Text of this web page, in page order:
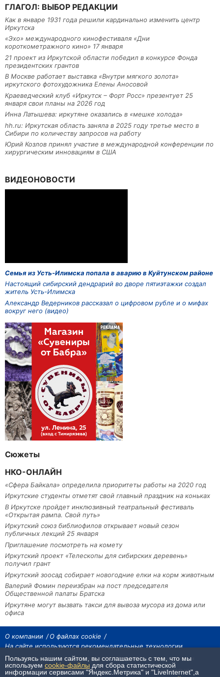
ГЛАГОЛ: ВЫБОР РЕДАКЦИИ
Как в январе 1931 года решили кардинально изменить центр
Иркутска
«Эхо» международного кинофестиваля «Дни
короткометражного кино» 17 января
21 проект из Иркутской области победил в конкурсе Фонда
президентских грантов
В Москве работает выставка «Внутри мягкого золота»
иркутского фотохудожника Елены Аносовой
Краеведческий клуб «Иркутск – Форт Росс» презентует 25
января свои планы на 2026 год
Инна Латышева: иркутяне оказались в «мешке холода»
hh.ru: Иркутская область заняла в 2025 году третье место в
Сибири по количеству запросов на работу
Юрий Козлов принял участие в международной конференции по
хирургическим инновациям в США
ВИДЕОНОВОСТИ
Семья из Усть-Илимска попала в аварию в Куйтунском районе
Настоящий сибирский дендрарий во дворе пятиэтажки создал
житель Усть-Илимска
Александр Ведерников рассказал о цифровом рубле и о мифах
вокруг него (видео)
Сюжеты
НКО-ОНЛАЙН
«Сфера Байкала» определила приоритеты работы на 2020 год
Иркутские студенты отметят свой главный праздник на коньках
В Иркутске пройдет инклюзивный театральный фестиваль
«Открытая рампа. Свой путь»
Иркутский союз библиофилов открывает новый сезон
публичных лекций 25 января
Приглашение посмотреть на комету
Иркутский проект «Телескопы для сибирских деревень»
получил грант
Иркутский зоосад собирает новогодние елки на корм животным
Валерий Фомин переизбран на пост председателя
Общественной палаты Братска
Иркутяне могут вызвать такси для вывоза мусора из дома или
офиса
О компании
О файлах cookie
На сайте используются рекомендательные технологии
На сайте размещаются материалы ИА «Наш Север». Все права охраняются
законом.
При использовании материалов агентства на других сайтах, обязательна
гиперссылка.
Пользуясь нашим сайтом, вы соглашаетесь с тем, что мы
используем cookie-файлы для сбора статистической
информации сервисами "Яндекс.Метрика" и "LiveInternet",а